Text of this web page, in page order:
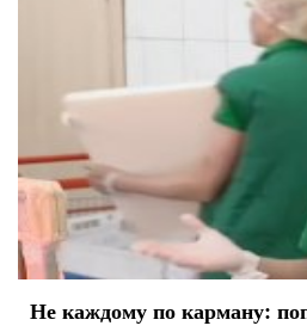
Не каждому по карману: